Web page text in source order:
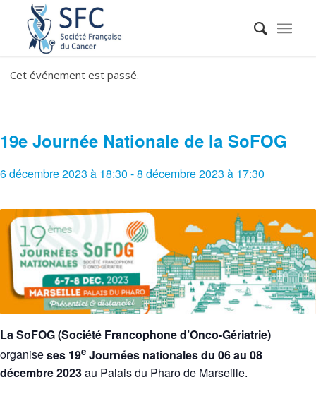
Cet événement est passé.
19e Journée Nationale de la SoFOG
6 décembre 2023 à 18:30 -8 décembre 2023 à 17:30
La SoFOG (Société Francophone d’Onco-Gériatrie)
organiseses 19e Journées nationales du 06 au 08
décembre 2023au Palais du Pharo de Marseille.